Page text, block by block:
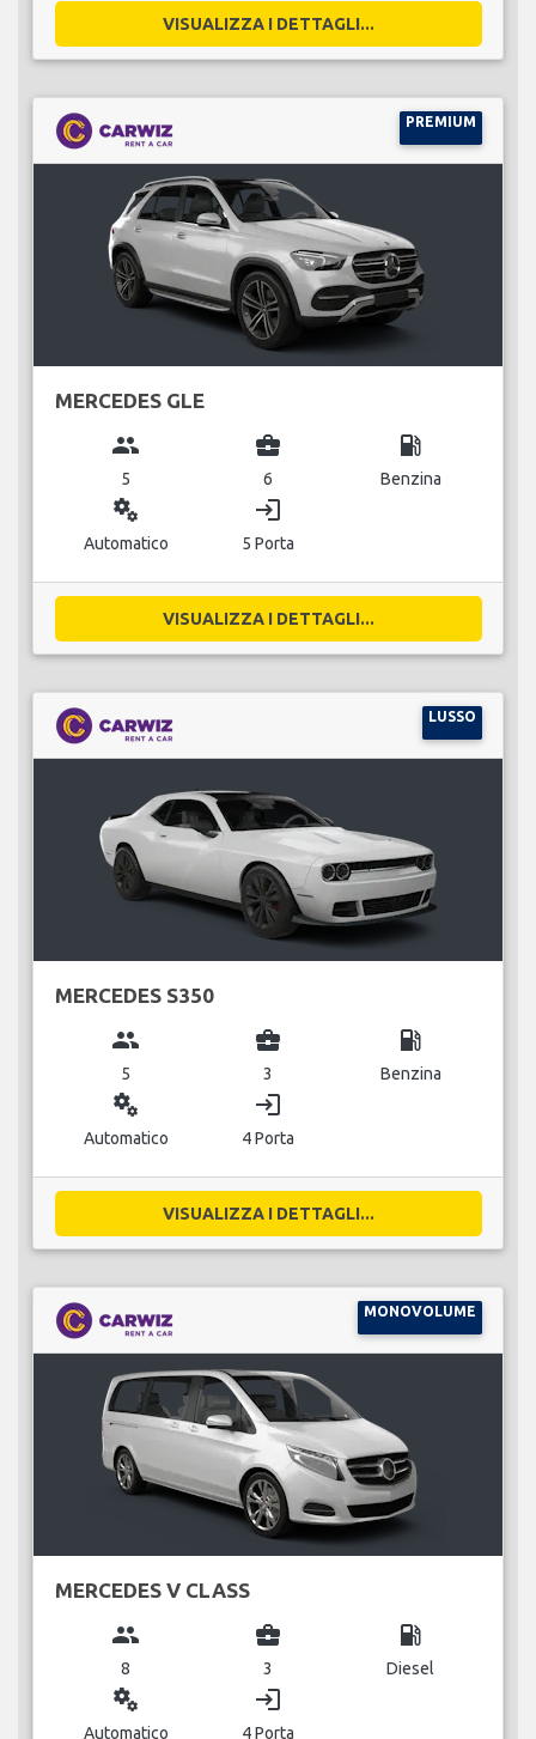
VISUALIZZA I DETTAGLI...
PREMIUM
MERCEDES GLE
group
5
business_center
6
local_gas_station
Benzina
miscellaneous_services
Automatico
login
5 Porta
VISUALIZZA I DETTAGLI...
LUSSO
MERCEDES S350
group
5
business_center
3
local_gas_station
Benzina
miscellaneous_services
Automatico
login
4 Porta
VISUALIZZA I DETTAGLI...
MONOVOLUME
MERCEDES V CLASS
group
8
business_center
3
local_gas_station
Diesel
miscellaneous_services
Automatico
login
4 Porta